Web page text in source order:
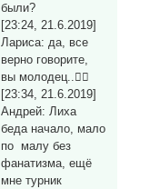
были?
[23:24, 21.6.2019]
Лариса: да, все
верно говорите,
вы молодец..👍🏼
[23:34, 21.6.2019]
Андрей: Лиха
беда начало, мало
по малу без
фанатизма, ещё
мне турник